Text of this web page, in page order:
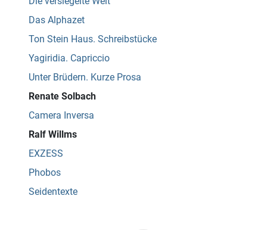
Das Alphazet
Ton Stein Haus. Schreibstücke
Yagiridia. Capriccio
Unter Brüdern. Kurze Prosa
Renate Solbach
Camera Inversa
Ralf Willms
EXZESS
Phobos
Seidentexte